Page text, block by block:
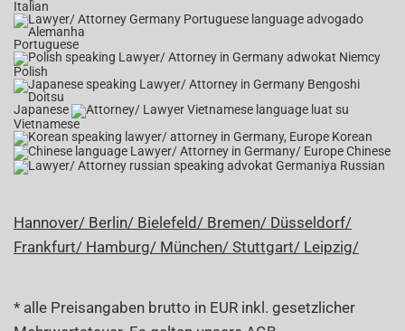
Italian
Portuguese
Polish
Japanese
Vietnamese
Korean
Chinese
Russian
Hannover/ Berlin/ Bielefeld/ Bremen/ Düsseldorf/
Frankfurt/ Hamburg/ München/ Stuttgart/ Leipzig/
* alle Preisangaben brutto in EUR inkl. gesetzlicher